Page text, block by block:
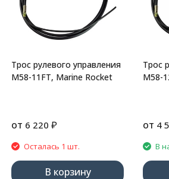
Трос рулевого управления
M58-11FT, Marine Rocket
от 6 220 ₽
Осталась 1 шт.
В корзину
Трос
M58-
от 4
В